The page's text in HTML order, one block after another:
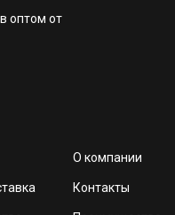
оптом от
О компании
Контакты